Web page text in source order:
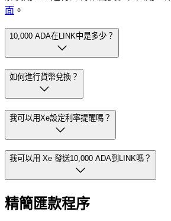
面 。
10,000 ADA在LINK中是多少？
如何進行貨幣兌換？
我可以用Xe設定利率提醒嗎？
我可以用 Xe 發送10,000 ADA到LINK嗎？
精簡匯款程序